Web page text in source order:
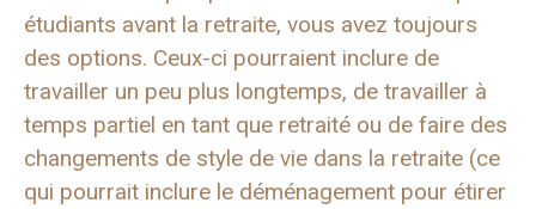
étudiants avant la retraite, vous avez toujours
des options. Ceux-ci pourraient inclure de
travailler un peu plus longtemps, de travailler à
temps partiel en tant que retraité ou de faire des
changements de style de vie dans la retraite (ce
qui pourrait inclure le déménagement pour étirer